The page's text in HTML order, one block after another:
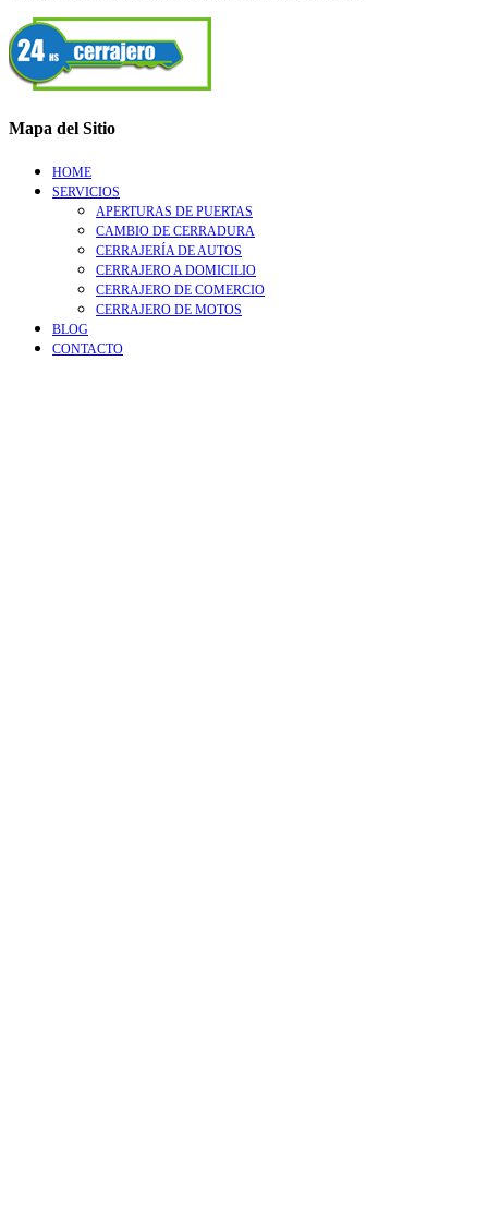
Mapa del Sitio
HOME
SERVICIOS
APERTURAS DE PUERTAS
CAMBIO DE CERRADURA
CERRAJERÍA DE AUTOS
CERRAJERO A DOMICILIO
CERRAJERO DE COMERCIO
CERRAJERO DE MOTOS
BLOG
CONTACTO